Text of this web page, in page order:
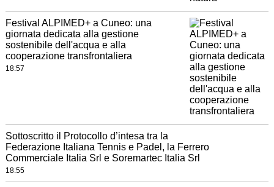
Festival ALPIMED+ a Cuneo: una
giornata dedicata alla gestione
sostenibile dell'acqua e alla
cooperazione transfrontaliera
18:57
Sottoscritto il Protocollo d’intesa tra la
Federazione Italiana Tennis e Padel, la Ferrero
Commerciale Italia Srl e Soremartec Italia Srl
18:55